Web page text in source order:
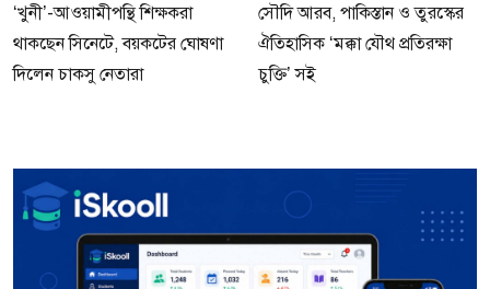
‘খুনী’-আওয়ামীপন্থি শিক্ষকরা
থাকছেন সিনেটে, বয়কটের ঘোষণা
দিলেন চাকসু নেতারা
সৌদি আরব, পাকিস্তান ও তুরস্কের
ঐতিহাসিক ‘মক্কা যৌথ প্রতিরক্ষা
চুক্তি’ সই